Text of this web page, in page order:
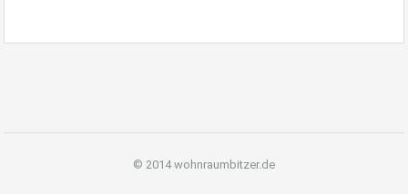
© 2014 wohnraumbitzer.de